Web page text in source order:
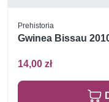
Prehistoria
Gwinea Bissau
14,00 zł